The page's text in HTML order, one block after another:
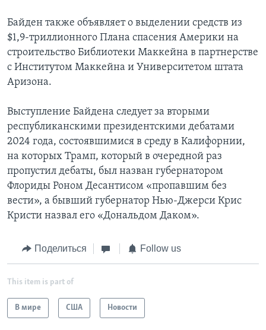
Байден также объявляет о выделении средств из
$1,9-триллионного Плана спасения Америки на
строительство Библиотеки Маккейна в партнерстве
с Институтом Маккейна и Университетом штата
Аризона.
Выступление Байдена следует за вторыми
республиканскими президентскими дебатами
2024 года, состоявшимися в среду в Калифорнии,
на которых Трамп, который в очередной раз
пропустил дебаты, был назван губернатором
Флориды Роном Десантисом «пропавшим без
вести», а бывший губернатор Нью-Джерси Крис
Кристи назвал его «Дональдом Даком».
Поделиться Follow us
This item is part of
В мире США Новости